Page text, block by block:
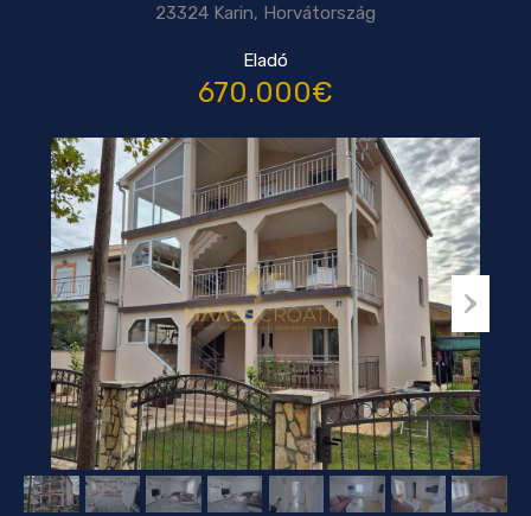
23324 Karin, Horvátország
Eladó
670.000€